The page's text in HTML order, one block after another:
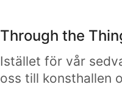
Through the
Istället för vår
oss till konsthallen